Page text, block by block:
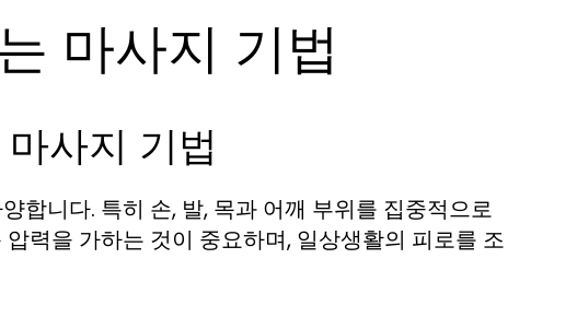
마사지 기법
사지 기법
합니다. 특히 손, 발, 목과 어깨 부위를 집중적으로
력을 가하는 것이 중요하며, 일상생활의 피로를 조